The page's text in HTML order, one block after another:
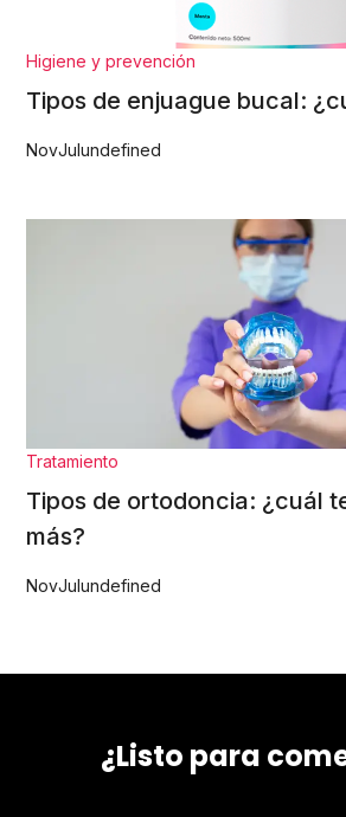
Higiene y prevención
Tipos de enjuague bucal:
NovJulundefined
Tratamiento
Tipos de ortodoncia: ¿cuál
más?
NovJulundefined
¿Listo para